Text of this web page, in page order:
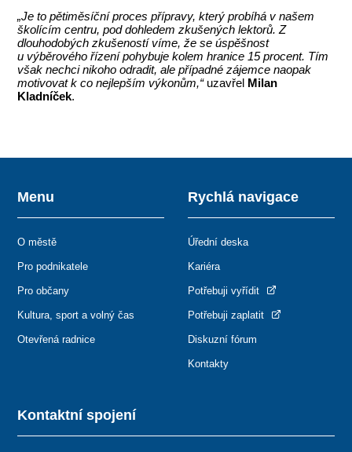
„Je to pětiměsíční proces přípravy, který probíhá v našem
školícím centru, pod dohledem zkušených lektorů. Z
dlouhodobých zkušeností víme, že se úspěšnost
u výběrového řízení pohybuje kolem hranice 15 procent. Tím
však nechci nikoho odradit, ale případné zájemce naopak
motivovat k co nejlepším výkonům,“uzavřel Milan
Kladníček.
Kontaktní spojení
Menu
O městě
Pro podnikatele
Pro občany
Kultura, sport a volný čas
Otevřená radnice
Rychlá navigace
Úřední deska
Kariéra
Potřebuji vyřídit
Potřebuji zaplatit
Diskuzní fórum
Kontakty